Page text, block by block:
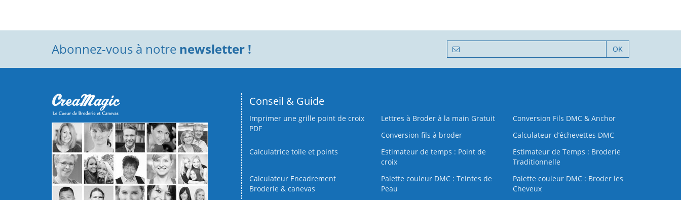
Abonnez-vous à notre newsletter ! OK
Conseil & Guide
Imprimer une grille point de croix
PDF
Lettres à Broder à la main Gratuit
Conversion Fils DMC & Anchor
Conversion fils à broder
Calculateur d’échevettes DMC
Calculatrice toile et points
Estimateur de temps : Point de
croix
Estimateur de Temps : Broderie
Traditionnelle
Calculateur Encadrement
Broderie & canevas
Palette couleur DMC : Teintes de
Peau
Palette couleur DMC : Broder les
Cheveux